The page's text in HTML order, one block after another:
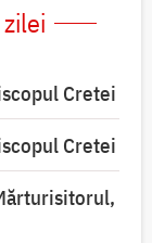
Cretei
Cretei